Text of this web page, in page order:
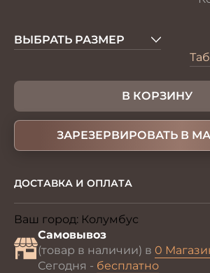
ВЫБРАТЬ РАЗМЕР
В КОРЗИНУ
ЗАРЕЗЕРВИРОВАТЬ В
ДОСТАВКА И ОПЛАТА
Ваш город: Колумбус
Самовывоз
(товар в наличии) в 0
Сегодня - бесплатно